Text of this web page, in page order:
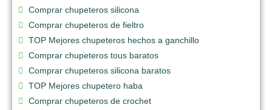
Comprar chupeteros silicona
Comprar chupeteros de fieltro
TOP Mejores chupeteros hechos a ganchillo
Comprar chupeteros tous baratos
Comprar chupeteros silicona baratos
TOP Mejores chupetero haba
Comprar chupeteros de crochet